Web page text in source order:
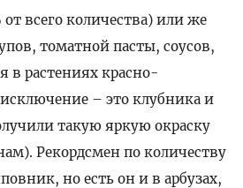
всего количества) или же
томатной пасты, соусов,
в растениях красно-
– это клубника и
такую яркую окраску
Рекордсмен по количеству
но есть он и в арбузах,